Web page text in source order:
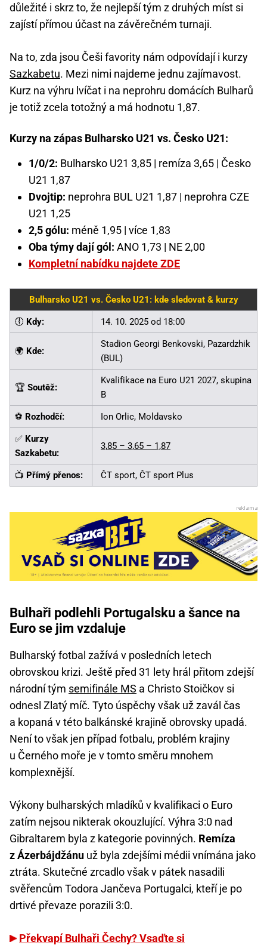
důležité i skrz to, že nejlepší tým z druhých míst si
zajístí přímou účast na závěrečném turnaji.
Na to, zda jsou Češi favority nám odpovídají i kurzy
Sazkabetu. Mezi nimi najdeme jednu zajímavost.
Kurz na výhru lvíčat i na neprohru domácích Bulharů
je totiž zcela totožný a má hodnotu 1,87.
Kurzy na zápas Bulharsko U21 vs. Česko U21:
1/0/2: Bulharsko U21 3,85 | remíza 3,65 | Česko
U21 1,87
Dvojtip: neprohra BUL U21 1,87 | neprohra CZE
U21 1,25
2,5 gólu: méně 1,95 | více 1,83
Oba týmy dají gól: ANO 1,73 | NE 2,00
Kompletní nabídku najdete ZDE
Bulharsko U21 vs. Česko U21: kde sledovat & kurzy
🕕 Kdy: 14. 10. 2025 od 18:00
🌍 Kde:
Stadion Georgi Benkovski, Pazardzhik
(BUL)
🏆 Soutěž:
Kvalifikace na Euro U21 2027, skupina
B
⚽ Rozhodčí: Ion Orlic, Moldavsko
✅ Kurzy
Sazkabetu:
3,85 – 3,65 – 1,87
📺 Přímý přenos: ČT sport, ČT sport Plus
Bulhaři podlehli Portugalsku a šance na
Euro se jim vzdaluje
Bulharský fotbal zažívá v posledních letech
obrovskou krizi. Ještě před 31 lety hrál přitom zdejší
národní tým semifinále MS a Christo Stoičkov si
odnesl Zlatý míč. Tyto úspěchy však už zavál čas
a kopaná v této balkánské krajině obrovsky upadá.
Není to však jen případ fotbalu, problém krajiny
u Černého moře je v tomto směru mnohem
komplexnější.
Výkony bulharských mladíků v kvalifikaci o Euro
zatím nejsou nikterak okouzlující. Výhra 3:0 nad
Gibraltarem byla z kategorie povinných. Remíza
z Ázerbájdžánu už byla zdejšími médii vnímána jako
ztráta. Skutečné zrcadlo však v pátek nasadili
svěřencům Todora Jančeva Portugalci, kteří je po
drtivé převaze porazili 3:0.
Překvapí Bulhaři Čechy? Vsaďte si